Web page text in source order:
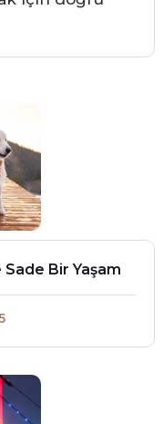
Sade Bir Yaşam